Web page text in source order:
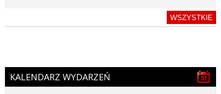
WSZYSTKIE
KALENDARZ WYDARZEŃ